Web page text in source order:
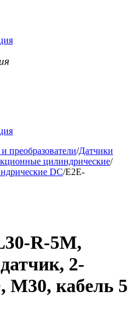
преобразователи/Датчики
цилиндрические/
DC/E2E-
R-5M,
2-
М30, кабель 5